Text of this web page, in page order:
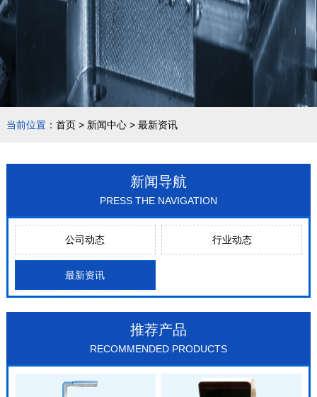
当前位置： 首页> 新闻中心> 最新资讯
新闻导航
PRESS THE NAVIGATION
公司动态 行业动态
最新资讯
推荐产品
RECOMMENDED PRODUCTS